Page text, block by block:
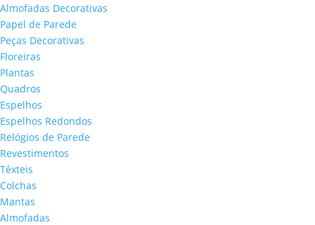
Almofadas Decorativas
Papel de Parede
Peças Decorativas
Floreiras
Plantas
Quadros
Espelhos
Espelhos Redondos
Relógios de Parede
Revestimentos
Têxteis
Colchas
Mantas
Almofadas